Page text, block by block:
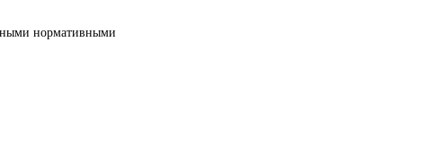
нормативными